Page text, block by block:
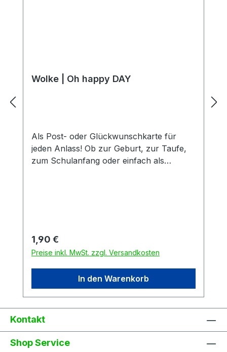
Wolke | Oh happy DAY
Als Post- oder Glückwunschkarte für
jeden Anlass! Ob zur Geburt, zur Taufe,
zum Schulanfang oder einfach als
Regulärer Preis:
1,90 €
Preise inkl. MwSt. zzgl. Versandkosten
In den Warenkorb
Kontakt
Shop Service